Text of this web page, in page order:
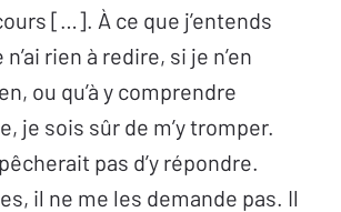
[…]. À ce que j’entends
rien à redire, si je n’en
ou qu’à y comprendre
je sois sûr de m’y tromper.
pas d’y répondre.
il ne me les demande pas. Il